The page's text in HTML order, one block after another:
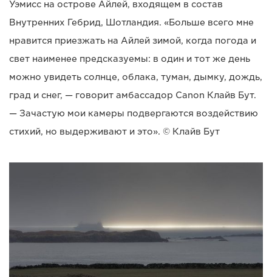
Уэмисс на острове Айлей, входящем в состав
Внутренних Гебрид, Шотландия. «Больше всего мне
нравится приезжать на Айлей зимой, когда погода и
свет наименее предсказуемы: в один и тот же день
можно увидеть солнце, облака, туман, дымку, дождь,
град и снег, — говорит амбассадор Canon Клайв Бут.
— Зачастую мои камеры подвергаются воздействию
стихий, но выдерживают и это». © Клайв Бут